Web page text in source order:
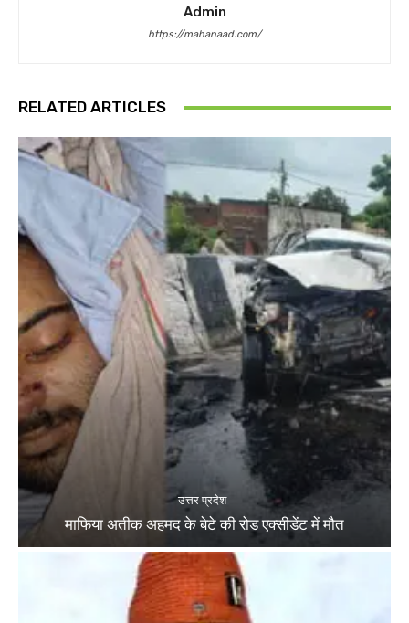
Admin
https://mahanaad.com/
RELATED ARTICLES
उत्तर प्रदेश
माफिया अतीक अहमद के बेटे की रोड एक्सीडेंट में मौत